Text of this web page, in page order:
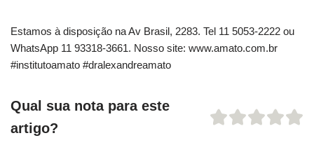
Estamos à disposição na Av Brasil, 2283. Tel 11 5053-2222 ou
WhatsApp 11 93318-3661. Nosso site: www.amato.com.br
#institutoamato #dralexandreamato
Qual sua nota para este
artigo?